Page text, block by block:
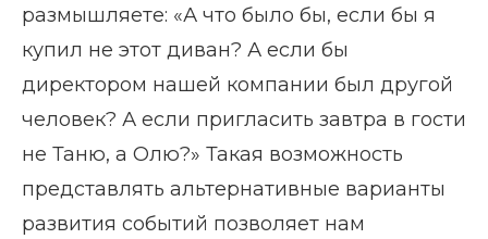
размышляете: «А что было бы, если бы я
купил не этот диван? А если бы
директором нашей компании был другой
человек? А если пригласить завтра в гости
не Таню, а Олю?» Такая возможность
представлять альтернативные варианты
развития событий позволяет нам